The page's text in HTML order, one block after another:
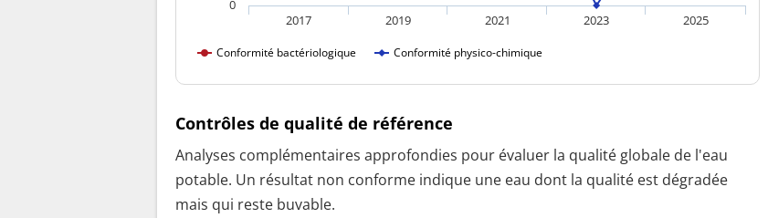
Conformité bactériologique Conformité physico-chimique
2017 2019 2021 2023 2025
0
Contrôles de qualité de référence
Analyses complémentaires approfondies pour évaluer la qualité globale de l'eau
potable. Un résultat non conforme indique une eau dont la qualité est dégradée
mais qui reste buvable.